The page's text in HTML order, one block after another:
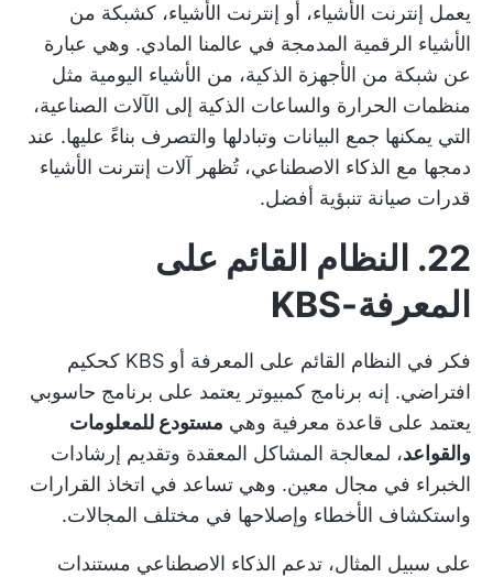
يعمل إنترنت الأشياء، أو إنترنت الأشياء، كشبكة من
الأشياء الرقمية المدمجة في عالمنا المادي. وهي عبارة
عن شبكة من الأجهزة الذكية، من الأشياء اليومية مثل
منظمات الحرارة والساعات الذكية إلى الآلات الصناعية،
التي يمكنها جمع البيانات وتبادلها والتصرف بناءً عليها. عند
دمجها مع الذكاء الاصطناعي، تُظهر آلات إنترنت الأشياء
قدرات صيانة تنبؤية أفضل.
22. النظام القائم على
المعرفة-KBS
فكر في النظام القائم على المعرفة أو KBS كحكيم
افتراضي. إنه برنامج كمبيوتر يعتمد على برنامج حاسوبي
يعتمد على قاعدة معرفية وهي مستودع للمعلومات
والقواعد، لمعالجة المشاكل المعقدة وتقديم إرشادات
الخبراء في مجال معين. وهي تساعد في اتخاذ القرارات
واستكشاف الأخطاء وإصلاحها في مختلف المجالات.
على سبيل المثال، تدعم الذكاء الاصطناعي مستندات